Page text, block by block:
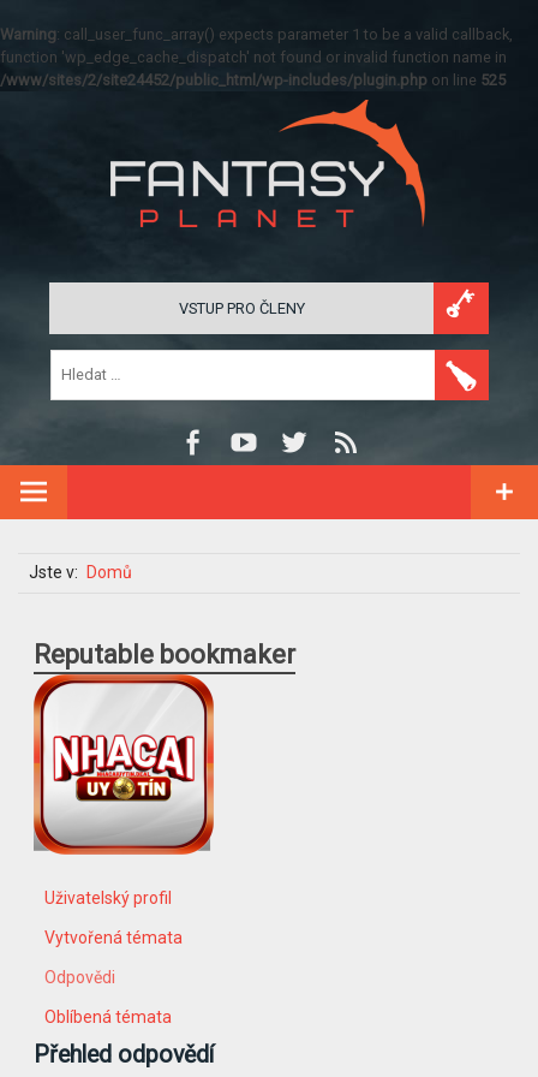
Warning: call_user_func_array() expects parameter 1 to be a valid callback,
function 'wp_edge_cache_dispatch' not found or invalid function name in
/www/sites/2/site24452/public_html/wp-includes/plugin.php on line 525
VSTUP PRO ČLENY
Jste v: Domů
Reputable bookmaker
Uživatelský profil
Vytvořená témata
Odpovědi
Oblíbená témata
Přehled odpovědí